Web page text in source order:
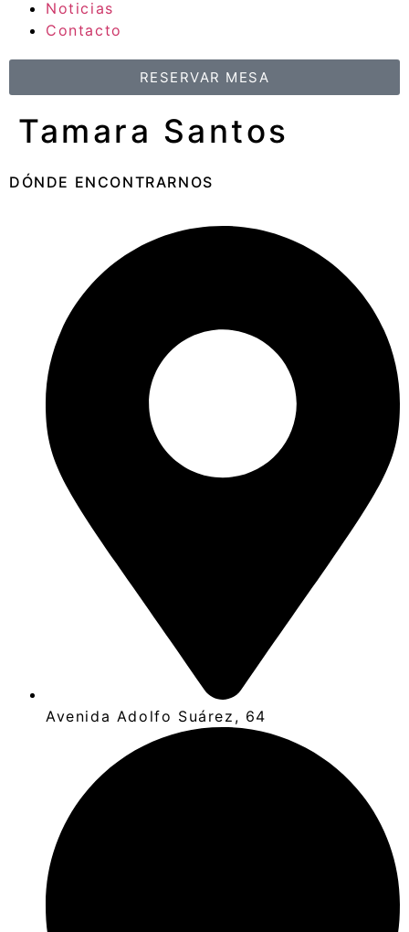
Noticias
Contacto
RESERVAR MESA
Tamara Santos
DÓNDE ENCONTRARNOS
Avenida Adolfo Suárez, 64